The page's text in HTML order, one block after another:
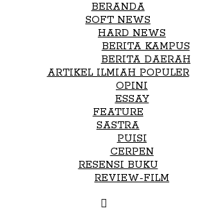
BERANDA
SOFT NEWS
HARD NEWS
BERITA KAMPUS
BERITA DAERAH
ARTIKEL ILMIAH POPULER
OPINI
ESSAY
FEATURE
SASTRA
PUISI
CERPEN
RESENSI BUKU
REVIEW-FILM